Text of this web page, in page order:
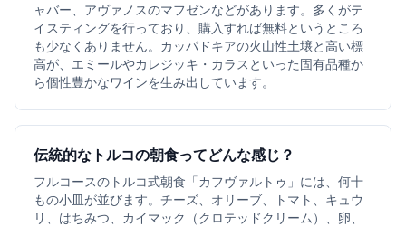
ャバー、アヴァノスのマフゼンなどがあります。多くがテ
イスティングを行っており、購入すれば無料というところ
も少なくありません。カッパドキアの火山性土壌と高い標
高が、エミールやカレジッキ・カラスといった固有品種か
ら個性豊かなワインを生み出しています。
伝統的なトルコの朝食ってどんな感じ？
フルコースのトルコ式朝食「カフヴァルトゥ」には、何十
もの小皿が並びます。チーズ、オリーブ、トマト、キュウ
リ、はちみつ、カイマック（クロテッドクリーム）、卵、